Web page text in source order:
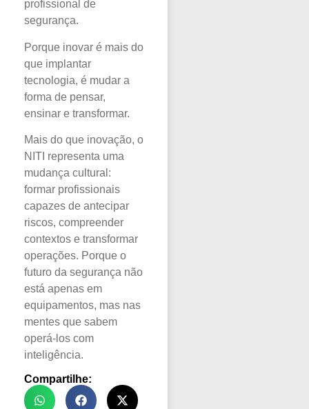
profissional de
segurança.
Porque inovar é mais do
que implantar
tecnologia, é mudar a
forma de pensar,
ensinar e transformar.
Mais do que inovação, o
NITI representa uma
mudança cultural:
formar profissionais
capazes de antecipar
riscos, compreender
contextos e transformar
operações. Porque o
futuro da segurança não
está apenas em
equipamentos, mas nas
mentes que sabem
operá-los com
inteligência.
Compartilhe: